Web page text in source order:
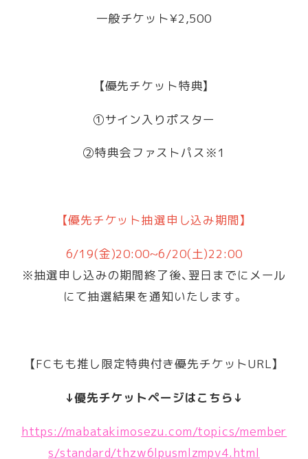
一般チケット¥2,500
【優先チケット特典】
①サイン入りポスター
②特典会ファストパス※1
【優先チケット抽選申し込み期間】
6/19(金)20:00~6/20(土)22:00
※抽選申し込みの期間終了後、翌日までにメール
にて抽選結果を通知いたします。
【FCもも推し限定特典付き優先チケットURL】
↓優先チケットページはこちら↓
https://mabatakimosezu.com/topics/member
s/standard/thzw6lpusmlzmpv4.html